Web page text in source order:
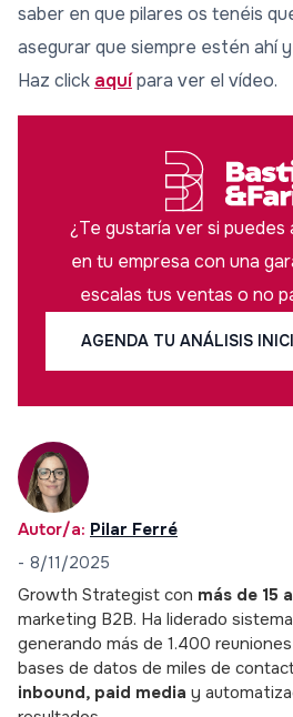
saber en que pilares os tenéis
asegurar que siempre estén ahí
Haz click aquípara ver el vídeo.
¿Te gustaría ver si
en tu empresa con una
escalas tus ventas o no
AGENDA TU ANÁLISIS
Autor/a: Pilar Ferré
- 8/11/2025
Growth Strategist con más de 15
marketing B2B. Ha liderado
generando más de 1.400
bases de datos de miles de
inbound, paid media y